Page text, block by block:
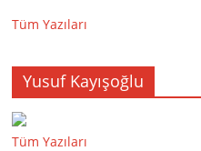
Tüm Yazıları
Yusuf Kayışoğlu
Tüm Yazıları